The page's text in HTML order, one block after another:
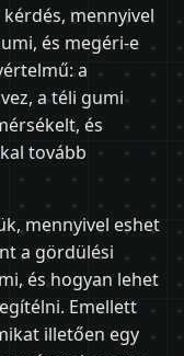
mennyivel
és megéri-e
a
a téli gumi
és
tovább
mennyivel eshet
a gördülési
és hogyan lehet
Emellett
illetően egy